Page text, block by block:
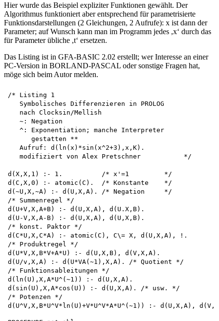
Hier wurde das Beispiel expliziter Funktionen gewählt. Der
Algorithmus funktioniert aber entsprechend für parametrisierte
Funktionsdarstellungen (2 Gleichungen, 2 Aufrufe): x ist dann der
Parameter; auf Wunsch kann man im Programm jedes ,x‘ durch das
für Parameter übliche ,t‘ ersetzen.
Das Listing ist in GFA-BASIC 2.02 erstellt; wer Interesse an einer
PC-Version in BORLAND-PASCAL oder sonstige Fragen hat,
möge sich beim Autor melden.
/* Listing 1
   Symbolisches Differenzieren in PROLOG
   nach Clocksin/Mellish
   ~: Negation
   ^: Exponentiation; manche Interpreter
      gestatten **
   Aufruf: d(ln(x)*sin(x^2+3),x,K).
   modifiziert von Alex Pretschner	     */
d(X,X,1) :- 1.          /* x'=1         */
d(C,X,0) :- atomic(C).  /* Konstante    */
d(~U,X,~A) :- d(U,X,A). /* Negation     */
/* Summenregel */
d(U+V,X,A+B) :- d(U,X,A), d(U.X,B).
d(U-V,X,A-B) :- d(U,X,A), d(U,X,B).
/* konst. Paktor */
d(C*U,X,C*A) :- atomic(C), C\= X, d(U,X,A), !.
/* Produktregel */
d(U*V,X,B*V+A*U) :- d(U,X,B), d(V,X,A).
d(U/v,X,A) :- d(U*VA(~1),X,A). /* Quotient */
/* Funktionsableitungen */
d(ln(U),X,A*U^(~1)) :- d(U,X,A).
d(sin(U),X,A*cos(U)) :- d(U,X,A). /* usw. */
/* Potenzen */